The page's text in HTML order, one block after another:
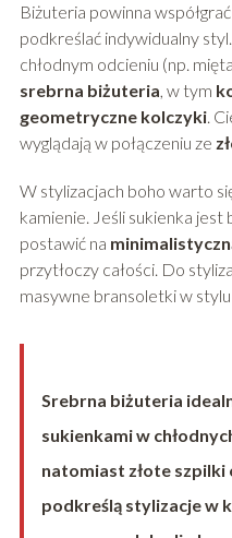
Biżuteria powinna
podkreślać indywidualny
chłodnym odcieniu (np.
srebrna biżuteria, w tym
geometryczne kolczyki.
wyglądają w połączeniu ze
W stylizacjach boho warto
kamienie. Jeśli sukienka jest
postawić na
przytłoczy całości. Do
masywne bransoletki w
Srebrna biżuteria
sukienkami w
natomiast złote
podkreślą stylizacje w